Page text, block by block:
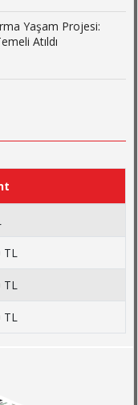
Yaşam Projesi:
Atıldı
TL
TL
TL